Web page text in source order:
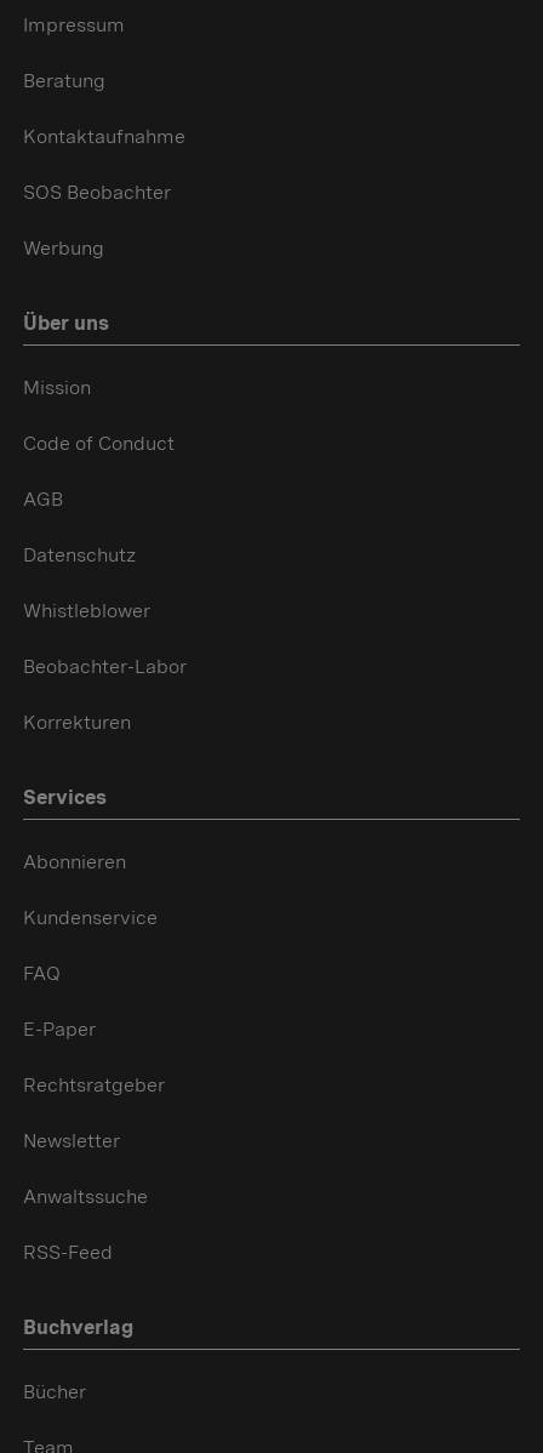
Impressum
Beratung
Kontaktaufnahme
SOS Beobachter
Werbung
Über uns
Mission
Code of Conduct
AGB
Datenschutz
Whistleblower
Beobachter-Labor
Korrekturen
Services
Abonnieren
Kundenservice
FAQ
E-Paper
Rechtsratgeber
Newsletter
Anwaltssuche
RSS-Feed
Buchverlag
Bücher
Team